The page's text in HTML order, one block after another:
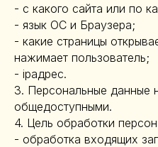
- с какого сайта или по
- язык ОС и Браузера;
- какие страницы
нажимает пользователь;
- ipадрес.
3. Персональные данные
общедоступными.
4. Цель обработки
- обработка входящих